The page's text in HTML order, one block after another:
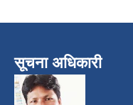
सूचना अधिकारी